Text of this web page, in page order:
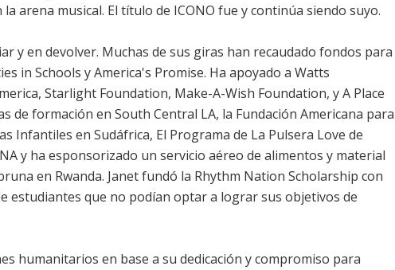
arena musical. El título de ICONO fue y continúa siendo suyo.
y en devolver. Muchas de sus giras han recaudado fondos para
in Schools y America's Promise. Ha apoyado a Watts
Starlight Foundation, Make-A-Wish Foundation, y A Place
de formación en South Central LA, la Fundación Americana para
Infantiles en Sudáfrica, El Programa de La Pulsera Love de
y ha esponsorizado un servicio aéreo de alimentos y material
en Rwanda. Janet fundó la Rhythm Nation Scholarship con
estudiantes que no podían optar a lograr sus objetivos de
humanitarios en base a su dedicación y compromiso para